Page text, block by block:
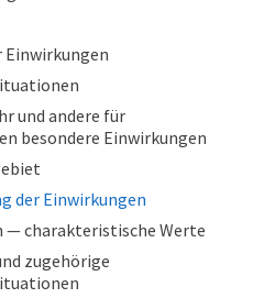
und andere für
besondere Einwirkungen
der Einwirkungen
charakteristische Werte
zugehörige